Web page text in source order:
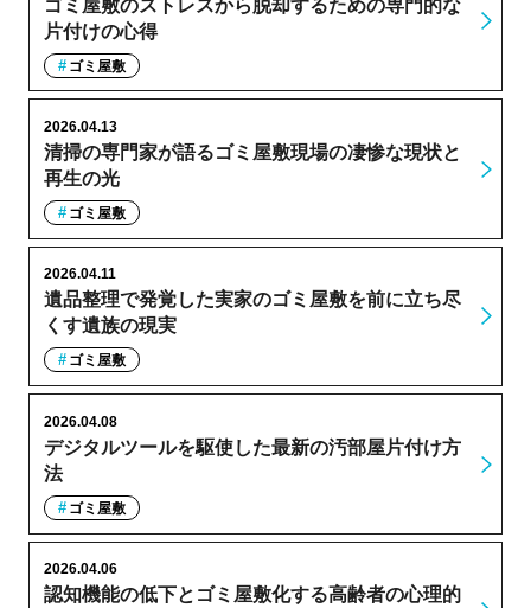
ゴミ屋敷のストレスから脱却するための専門的な
片付けの心得
ゴミ屋敷
清掃の専門家が語るゴミ屋敷現場の凄惨な現状と
再生の光
2026.04.13
ゴミ屋敷
遺品整理で発覚した実家のゴミ屋敷を前に立ち尽
くす遺族の現実
2026.04.11
ゴミ屋敷
デジタルツールを駆使した最新の汚部屋片付け方
法
2026.04.08
ゴミ屋敷
認知機能の低下とゴミ屋敷化する高齢者の心理的
2026.04.06